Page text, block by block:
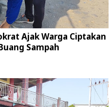
Ajak Warga Ciptakan
Sampah